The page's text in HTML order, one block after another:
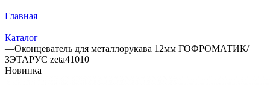
Главная
—
Каталог
—Оконцеватель для металлорукава 12мм ГОФРОМАТИК/
ЗЭТАРУС zeta41010
Новинка